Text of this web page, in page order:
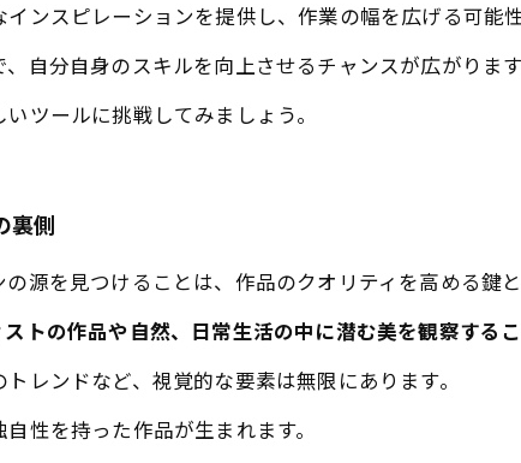
ンスピレーションを提供し、作業の幅を広げる可能
自分自身のスキルを向上させるチャンスが広がります
ツールに挑戦してみましょう。
裏側
源を見つけることは、作品のクオリティを高める鍵と
トの作品や自然、日常生活の中に潜む美を観察するこ
レンドなど、視覚的な要素は無限にあります。
性を持った作品が生まれます。